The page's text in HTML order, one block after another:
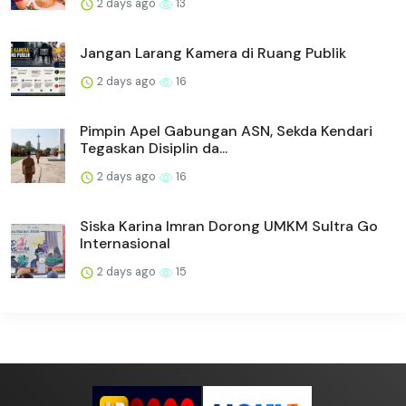
2 days ago 13
Jangan Larang Kamera di Ruang Publik
2 days ago 16
Pimpin Apel Gabungan ASN, Sekda Kendari
Tegaskan Disiplin da...
2 days ago 16
Siska Karina Imran Dorong UMKM Sultra Go
Internasional
2 days ago 15